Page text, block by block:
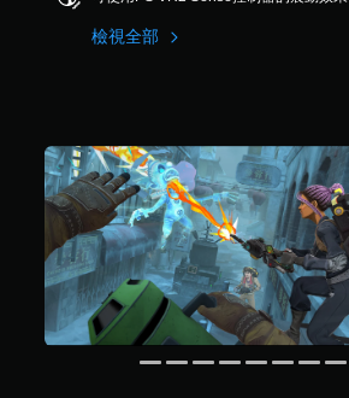
檢視全部